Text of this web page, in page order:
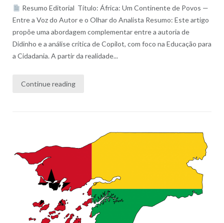
Resumo Editorial Título: África: Um Continente de Povos —
Entre a Voz do Autor e o Olhar do Analista Resumo: Este artigo
propõe uma abordagem complementar entre a autoria de
Didinho e a análise crítica de Copilot, com foco na Educação para
a Cidadania. A partir da realidade...
Continue reading